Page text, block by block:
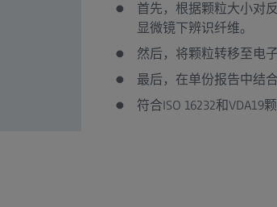
首先，根据颗粒大小对
显微镜下辨识纤维。
然后，将颗粒转移至电
最后，在单份报告中结
符合ISO 16232和VDA19